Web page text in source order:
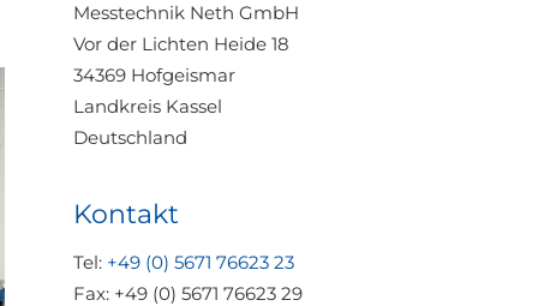
Messtechnik Neth GmbH
Vor der Lichten Heide 18
34369 Hofgeismar
Landkreis Kassel
Deutschland
Kontakt
Tel: +49 (0) 5671 76623 23
Fax: +49 (0) 5671 76623 29